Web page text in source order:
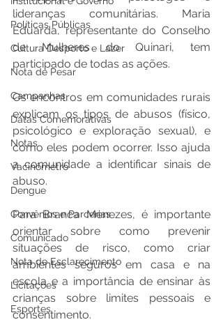
Políticas Públicas
Cultura Desporto e Lazer
Nota de Pesar
Campanhas
Datas Comemorativas
Notas
Vacinômetro
Dengue
Convênios e Parcerias
Comunicado
Nota de Esclarecimento
Licitações
Esportes
lideranças comunitárias. Maria
Eduarda, representante do Conselho
de Mulheres do Quinari, tem
participado de todas as ações.
Os encontros em comunidades rurais
explicam os tipos de abusos (físico,
psicológico e exploração sexual), e
como eles podem ocorrer. Isso ajuda
a comunidade a identificar sinais de
abuso.
Para Branca Menezes, é importante
orientar sobre como prevenir
situações de risco, como criar
ambientes seguros em casa e na
escola e a importância de ensinar às
crianças sobre limites pessoais e
consentimento.